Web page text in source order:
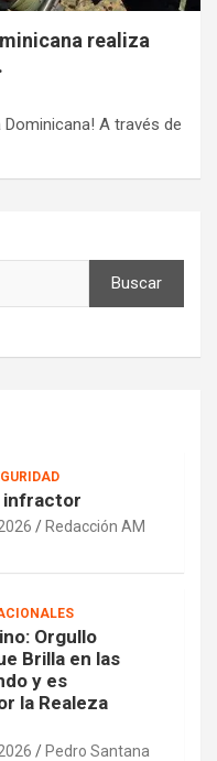
realiza
Dominicana! A través de
Buscar
infractor
Redacción AM
Orgullo
Brilla en las
y es
la Realeza
Pedro Santana